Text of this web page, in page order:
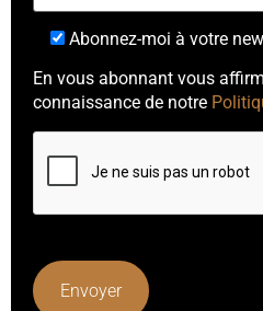
Abonnez-moi à votre
En vous abonnant vous
connaissance de notre